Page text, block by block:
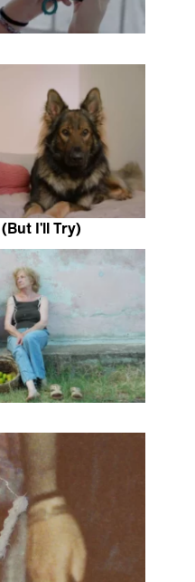
I'll Try)